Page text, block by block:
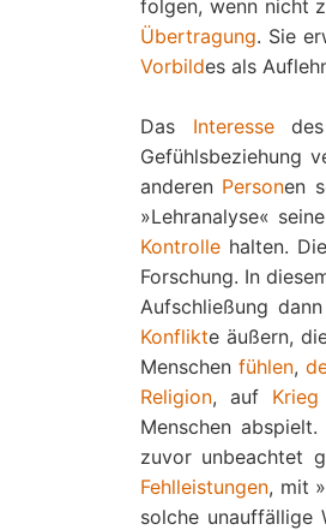
folgen, wenn nicht
Übertragung. Sie
Vorbildes als
Das Interessedes
Gefühlsbeziehung
anderen Personen
»Lehranalyse«
Kontrolle halten.
Forschung. In
Aufschließung
Konflikte äußern,
Menschenfühlen,
Religion, auf Krieg
Menschen
zuvor unbeachtet
Fehlleistungen, mit
solche unauffällige